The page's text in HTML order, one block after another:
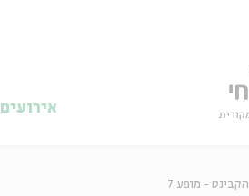
אירועים
הקבינט - מופע 7